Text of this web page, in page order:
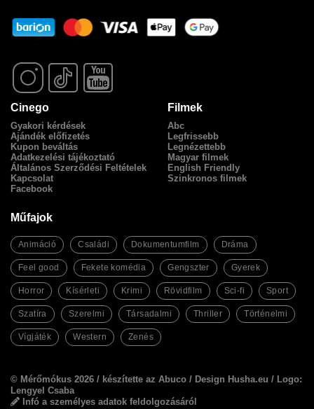
Cinego
Gyakori kérdések
Ajándék előfizetés
Kupon beváltás
Adatkezelési tájékoztató
Általános Szerződési Feltételek
Kapcsolat
Facebook
Filmek
Abc
Legfrissebb
Legnézettebb
Magyar filmek
English Friendly
Szinkronos filmek
Műfajok
Animáció Családi Dokumentumfilm Dráma
Feel good Fekete komédia Gengszter Gyerek
Horror Kísérleti Krimi Rövidfilm Sci-fi Sport
Szatíra Szerelmi Társadalmi Thriller Történelmi
Vígjáték Western Zenés
© Mérőmókus 2026 / készítette az Abuco / Design Husha.eu / Logo:
Lengyel Csaba
Infó a személyes adatok feldolgozásáról